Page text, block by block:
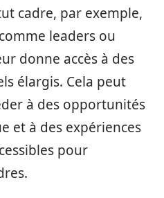
cadre, par exemple,
leaders ou
donne accès à des
élargis. Cela peut
à des opportunités
et à des expériences
pour